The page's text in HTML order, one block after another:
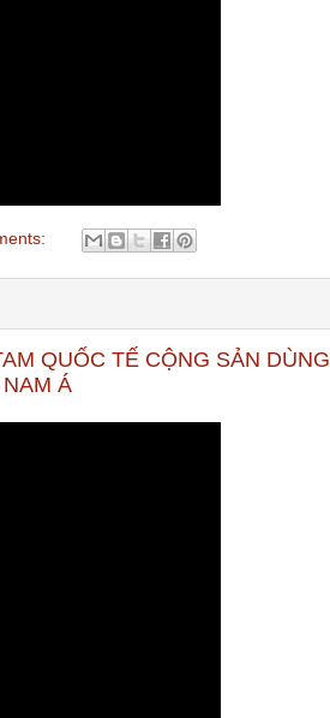
QUỐC TẾ CỘNG SẢN DÙNG
Á